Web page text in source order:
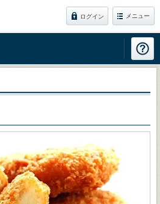
ログイン メニュー